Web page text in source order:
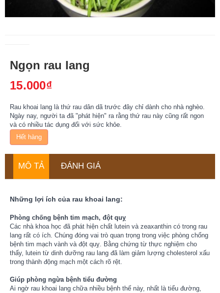
Ngọn rau lang
15.000₫
Rau khoai lang là thứ rau dân dã trước đây chỉ dành cho nhà nghèo.
Ngày nay, người ta đã "phát hiện" ra rằng thứ rau này cũng rất ngon
và có nhiều tác dụng đối với sức khỏe.
Hết hàng
MÔ TẢ ĐÁNH GIÁ
Những lợi ích của rau khoai lang:
Phòng chống bệnh tim mạch, đột quỵ
Các nhà khoa học đã phát hiện chất lutein và zeaxanthin có trong rau
lang rất có ích. Chúng đóng vai trò quan trọng trong việc phòng chống
bệnh tim mạch vành và đột quỵ. Bằng chứng từ thực nghiệm cho
thấy, lutein từ dinh dưỡng rau lang đã làm giảm lượng cholesterol xấu
trong thành động mạch một cách rõ rệt.
Giúp phòng ngừa bệnh tiểu đường
Ai ngờ rau khoai lang chữa nhiều bệnh thế này, nhất là tiểu đường,